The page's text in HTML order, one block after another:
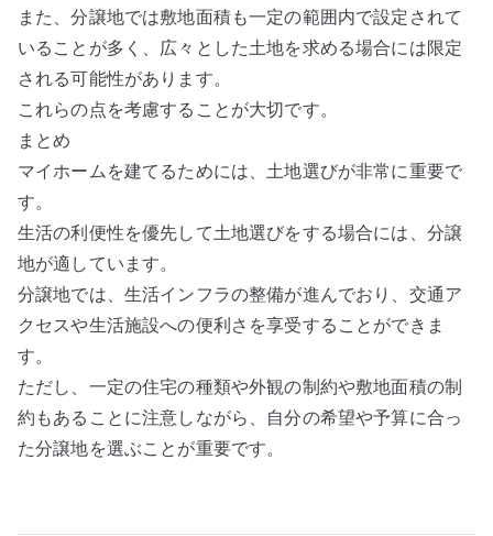
また、分譲地では敷地面積も一定の範囲内で設定されて
いることが多く、広々とした土地を求める場合には限定
される可能性があります。
これらの点を考慮することが大切です。
まとめ
マイホームを建てるためには、土地選びが非常に重要で
す。
生活の利便性を優先して土地選びをする場合には、分譲
地が適しています。
分譲地では、生活インフラの整備が進んでおり、交通ア
クセスや生活施設への便利さを享受することができま
す。
ただし、一定の住宅の種類や外観の制約や敷地面積の制
約もあることに注意しながら、自分の希望や予算に合っ
た分譲地を選ぶことが重要です。